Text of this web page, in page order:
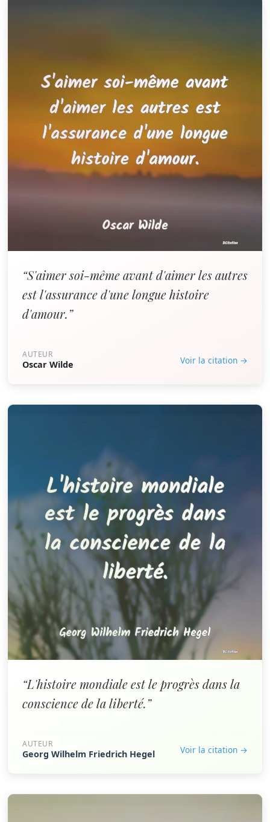
“S'aimer soi-même avant d'aimer les autres
est l'assurance d'une longue histoire
d'amour.”
AUTEUR
Oscar Wilde Voir la citation →
“L'histoire mondiale est le progrès dans la
conscience de la liberté.”
AUTEUR
Georg Wilhelm Friedrich Hegel Voir la citation →